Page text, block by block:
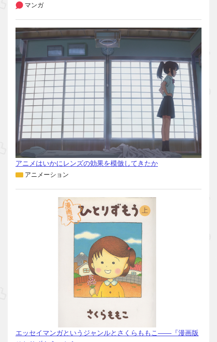
マンガ
アニメはいかにレンズの効果を模倣してきたか
アニメーション
エッセイマンガというジャンルとさくらももこ――『漫画版